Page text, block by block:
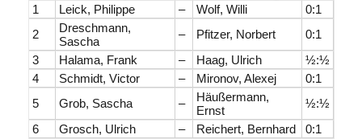
1 Leick, Philippe – Wolf, Willi
0:1
2
Dreschmann,
Sascha
– Pfitzer, Norbert
0:1
3
Halama, Frank – Haag, Ulrich
½:½
4
Schmidt, Victor – Mironov, Alexej
0:1
5
Grob, Sascha –
Häußermann,
Ernst
½:½
6
Grosch, Ulrich – Reichert, Bernhard 0:1